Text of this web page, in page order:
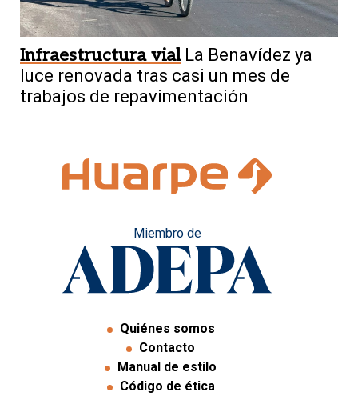
Infraestructura vial La Benavídez ya
luce renovada tras casi un mes de
trabajos de repavimentación
Miembro de
Quiénes somos
Contacto
Manual de estilo
Código de ética